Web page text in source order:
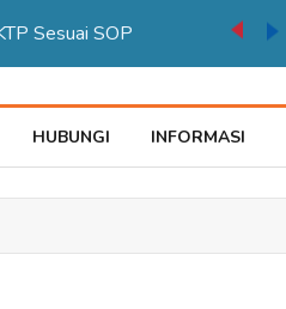
Sesuai SOP
HUBUNGI INFORMASI